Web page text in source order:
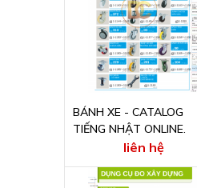
BÁNH XE - CATALOG
TIẾNG NHẬT ONLINE.
liên hệ